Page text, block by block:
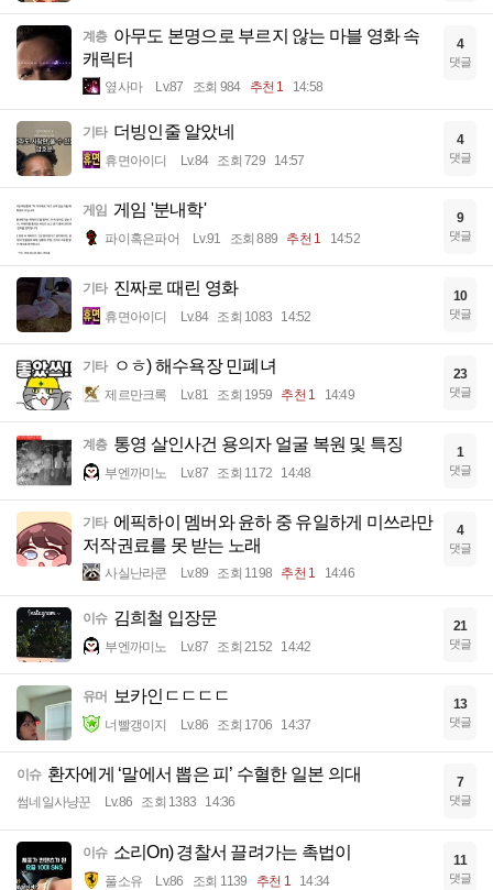
계층 아무도 본명으로 부르지 않는 마블 영화 속
캐릭터
옆사마 Lv.87 조회 984 추천 1 14:58
4
댓글
기타 더빙인줄 알았네
휴면아이디 Lv.84 조회 729 14:57
4
댓글
게임 게임 '분내학'
파이혹은파어 Lv.91 조회 889 추천 1 14:52
9
댓글
기타 진짜로 때린 영화
휴면아이디 Lv.84 조회 1083 14:52
10
댓글
기타 ㅇㅎ) 해수욕장 민폐녀
제르만크록 Lv.81 조회 1959 추천 1 14:49
23
댓글
계층 통영 살인사건 용의자 얼굴 복원 및 특징
부엔까미노 Lv.87 조회 1172 14:48
1
댓글
기타 에픽하이 멤버와 윤하 중 유일하게 미쓰라만
저작권료를 못 받는 노래
사실난라쿤 Lv.89 조회 1198 추천 1 14:46
4
댓글
이슈 김희철 입장문
부엔까미노 Lv.87 조회 2152 14:42
21
댓글
유머 보카인ㄷㄷㄷㄷ
너빨갱이지 Lv.86 조회 1706 14:37
13
댓글
이슈 환자에게 ‘말에서 뽑은 피’ 수혈한 일본 의대
썸네일사냥꾼 Lv.86 조회 1383 14:36
7
댓글
이슈 소리On) 경찰서 끌려가는 촉법이
풀소유 Lv.86 조회 1139 추천 1 14:34
11
댓글